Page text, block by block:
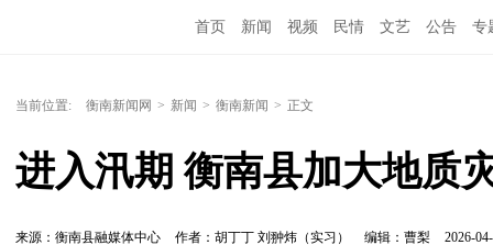
首页 新闻 视频 民情 文艺 公告 专
当前位置: 衡南新闻网 > 新闻 > 衡南新闻 > 正文
进入汛期 衡南县加大地质
来源：衡南县融媒体中心 作者：胡丁丁 刘翀炜（实习） 编辑：曹梨 2026-